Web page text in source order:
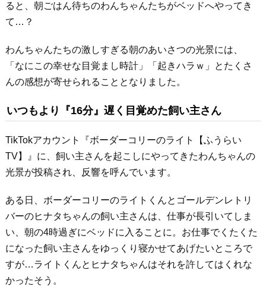
ると、朝ごはん待ちのわんちゃんたちがベッドへやってき
て…？
わんちゃんたちの激しすぎる朝のあいさつの光景には、
「なにこの幸せな目覚まし時計」「起きハラｗ」とたくさ
んの感想が寄せられることとなりました。
いつもより『16分』遅く目覚めた飼い主さん
TikTokアカウント『ボーダーコリーのライト【ふうらい
TV】』に、飼い主さんを起こしにやってきたわんちゃんの
光景が投稿され、反響を呼んでいます。
ある日、ボーダーコリーのライトくんとゴールデンレトリ
バーのヒナタちゃんの飼い主さんは、仕事が長引いてしま
い、朝の4時過ぎにベッドに入ることに。お仕事でくたくた
になった飼い主さんをゆっくり寝かせてあげたいところで
すが…ライトくんとヒナタちゃんはそれを許してはくれな
かったそう。